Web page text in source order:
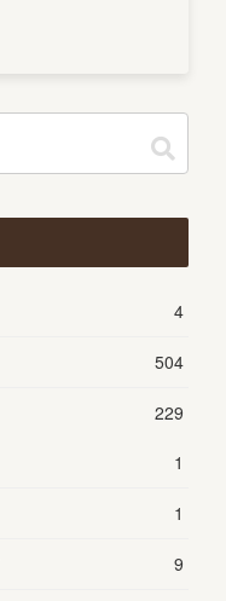
4
504
229
1
1
9